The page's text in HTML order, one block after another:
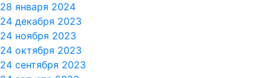
28 января 2024
24 декабря 2023
24 ноября 2023
24 октября 2023
24 сентября 2023